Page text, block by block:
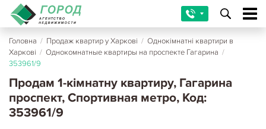
Головна / Продаж квартир у Харкові / Однокімнатні квартири в
Харкові / Однокомнатные квартиры на проспекте Гагарина /
353961/9
Продам 1-кімнатну квартиру, Гагарина
проспект, Спортивная метро, Код:
353961/9